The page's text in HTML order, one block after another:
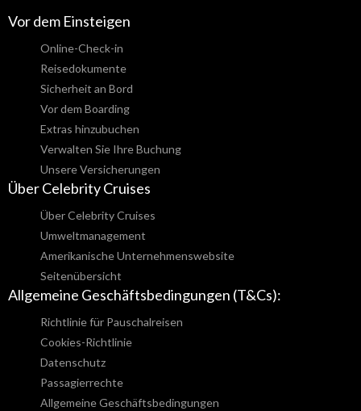
Vor dem Einsteigen
Online-Check-in
Reisedokumente
Sicherheit an Bord
Vor dem Boarding
Extras hinzubuchen
Verwalten Sie Ihre Buchung
Unsere Versicherungen
Über Celebrity Cruises
Über Celebrity Cruises
Umweltmanagement
Amerikanische Unternehmenswebsite
Seitenübersicht
Allgemeine Geschäftsbedingungen (T&Cs):
Richtlinie für Pauschalreisen
Cookies-Richtlinie
Datenschutz
Passagierrechte
Allgemeine Geschäftsbedingungen